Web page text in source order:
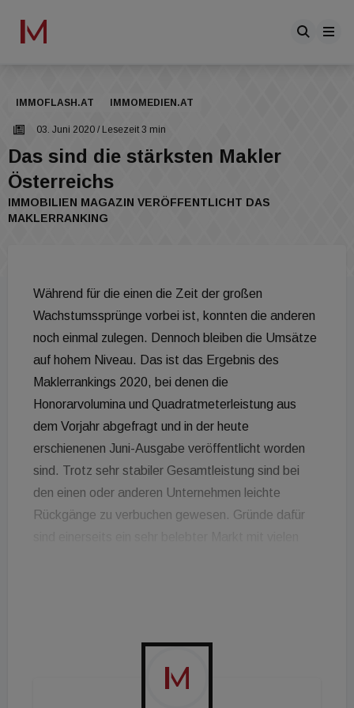
IMMOFLASH.AT IMMOMEDIEN.AT
03. Juni 2020 / Lesezeit 3 min
Das sind die stärksten Makler
Österreichs
IMMOBILIEN MAGAZIN VERÖFFENTLICHT DAS
MAKLERRANKING
Während für die einen die Zeit der großen
Wachstumssprünge vorbei ist, konnten die anderen
noch einmal zulegen. Dennoch bleiben die Umsätze
auf hohem Niveau. Das ist das Ergebnis des
Maklerrankings 2020, bei denen die
Honorarvolumina und Quadratmeterleistung aus
dem Vorjahr abgefragt und in der heute
erschienenen Juni-Ausgabe veröffentlicht worden
sind. Trotz sehr stabiler Gesamtleistung sind bei
den einen oder anderen Unternehmen leichte
Rückgänge zu verbuchen gewesen. Gründe dafür
trotz Lockdown wegen der Corona-Pandemie - so
viele Rückmeldungen wie noch nie in der Geschichte
des Maklerrankings. Allerdings wird die Corona-